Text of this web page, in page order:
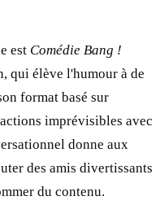
est Comédie Bang !
qui élève l'humour à de
format basé sur
imprévisibles avec
donne aux
des amis divertissants
du contenu.